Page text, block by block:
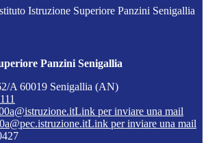
Istruzione Superiore Panzini Senigallia
Panzini Senigallia
A 60019 Senigallia (AN)
Link per inviare una mail
Link per inviare una mail